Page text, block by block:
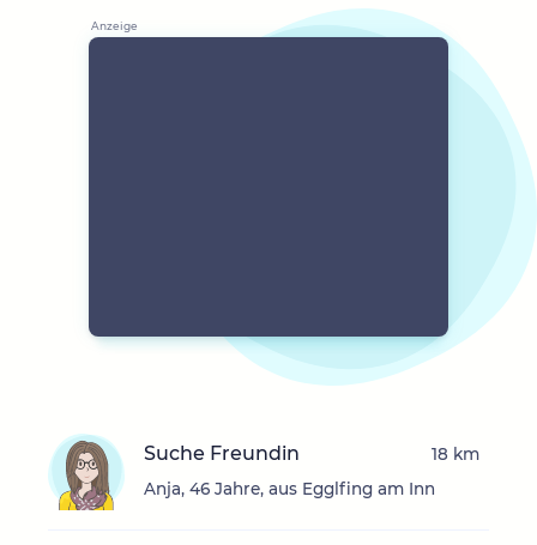
Suche Freundin
Anja, 46 Jahre, aus Egglfing am Inn
18 km